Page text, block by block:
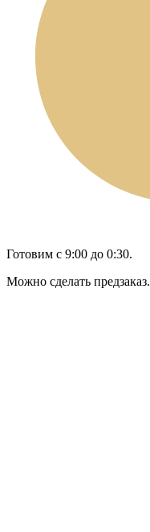
Готовим с 9:00 до 0:30.
Можно сделать предзаказ.